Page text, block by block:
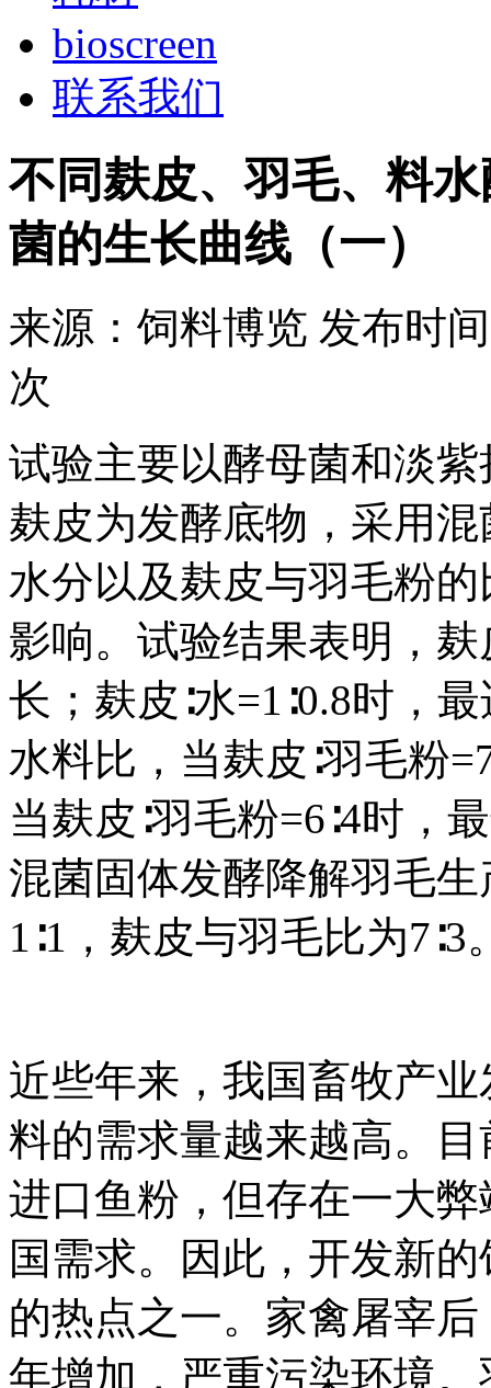
bioscreen
联系我们
不同麸皮、羽毛、料
菌的生长曲线（一）
来源： 饲料博览 发布时
次
试验主要以酵母菌和淡
麸皮为发酵底物，采用
水分以及麸皮与羽毛粉
影响。试验结果表明，麸
长；麸皮∶水=1∶0.8时，
水料比，当麸皮∶羽毛粉
当麸皮∶羽毛粉=6∶4时，
混菌固体发酵降解羽毛
1∶1，麸皮与羽毛比为7∶3
近些年来，我国畜牧产
料的需求量越来越高。
进口鱼粉，但存在一大
国需求。因此，开发新
的热点之一。家禽屠宰
年增加，严重污染环境